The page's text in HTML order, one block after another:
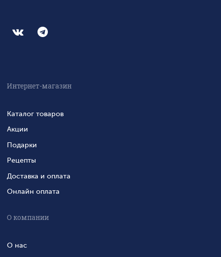
Интернет-магазин
Каталог товаров
Акции
Подарки
Рецепты
Доставка и оплата
Онлайн оплата
О компании
О нас